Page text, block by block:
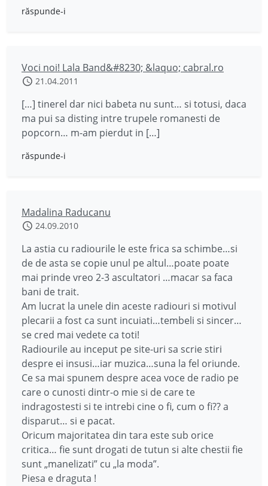
răspunde-i
Voci noi! Lala Band&#8230; &laquo; cabral.ro
21.04.2011
[…] tinerel dar nici babeta nu sunt… si totusi, daca
ma pui sa disting intre trupele romanesti de
popcorn… m-am pierdut in […]
răspunde-i
Madalina Raducanu
24.09.2010
La astia cu radiourile le este frica sa schimbe…si
de de asta se copie unul pe altul…poate poate
mai prinde vreo 2-3 ascultatori …macar sa faca
bani de trait.
Am lucrat la unele din aceste radiouri si motivul
plecarii a fost ca sunt incuiati…tembeli si sincer…
se cred mai vedete ca toti!
Radiourile au inceput pe site-uri sa scrie stiri
despre ei insusi…iar muzica…suna la fel oriunde.
Ce sa mai spunem despre acea voce de radio pe
care o cunosti dintr-o mie si de care te
indragostesti si te intrebi cine o fi, cum o fi?? a
disparut… si e pacat.
Oricum majoritatea din tara este sub orice
critica… fie sunt drogati de tutun si alte chestii fie
sunt „manelizati” cu „la moda”.
Piesa e draguta !